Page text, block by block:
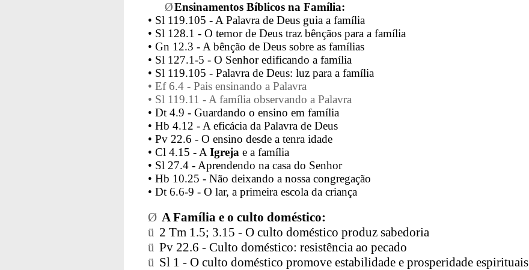
ØEnsinamentos Bíblicos na Família:
• Sl 119.105 - A Palavra de Deus guia a família
• Sl 128.1 - O temor de Deus traz bênçãos para a família
• Gn 12.3 - A bênção de Deus sobre as famílias
• Sl 127.1-5 - O Senhor edificando a família
• Sl 119.105 - Palavra de Deus: luz para a família
• Ef 6.4 - Pais ensinando a Palavra
• Sl 119.11 - A família observando a Palavra
• Dt 4.9 - Guardando o ensino em família
• Hb 4.12 - A eficácia da Palavra de Deus
• Pv 22.6 - O ensino desde a tenra idade
• Cl 4.15 - A Igreja e a família
• Sl 27.4 - Aprendendo na casa do Senhor
• Hb 10.25 - Não deixando a nossa congregação
• Dt 6.6-9 - O lar, a primeira escola da criança
Ø A Família e o culto doméstico:
ü 2 Tm 1.5; 3.15 - O culto doméstico produz sabedoria
ü Pv 22.6 - Culto doméstico: resistência ao pecado
ü Sl 1 - O culto doméstico promove estabilidade e prosperidade espirituais